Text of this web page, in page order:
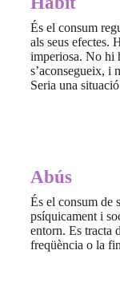
És el consum
als seus efectes.
imperiosa. No hi
s’aconsegueix, i
Seria una
Abús
És el consum de
psíquicament i
entorn. Es tracta
freqüència o la